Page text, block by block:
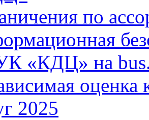
по
«КДЦ» на
оценка
2025